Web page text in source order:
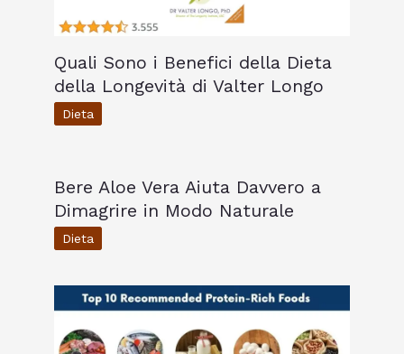
Quali Sono i Benefici della Dieta
della Longevità di Valter Longo
Dieta
Bere Aloe Vera Aiuta Davvero a
Dimagrire in Modo Naturale
Dieta